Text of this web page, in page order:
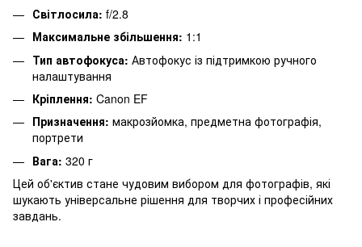
Світлосила: f/2.8
Максимальне збільшення: 1:1
Тип автофокуса: Автофокус із підтримкою ручного
налаштування
Кріплення: Canon EF
Призначення: макрозйомка, предметна фотографія,
портрети
Вага: 320 г
Цей об'єктив стане чудовим вибором для фотографів, які
шукають універсальне рішення для творчих і професійних
завдань.